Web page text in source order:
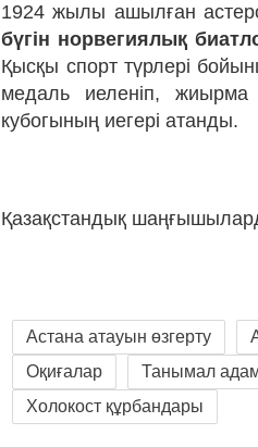
1924 жылы ашылған
бүгін норвегиялық
Қысқы спорт түрлері
медаль иеленіп,
кубогының иегері атанды.
Қазақстандық
Астана атауын өзгерту
Оқиғалар
Танымал
Холокост құрбандары